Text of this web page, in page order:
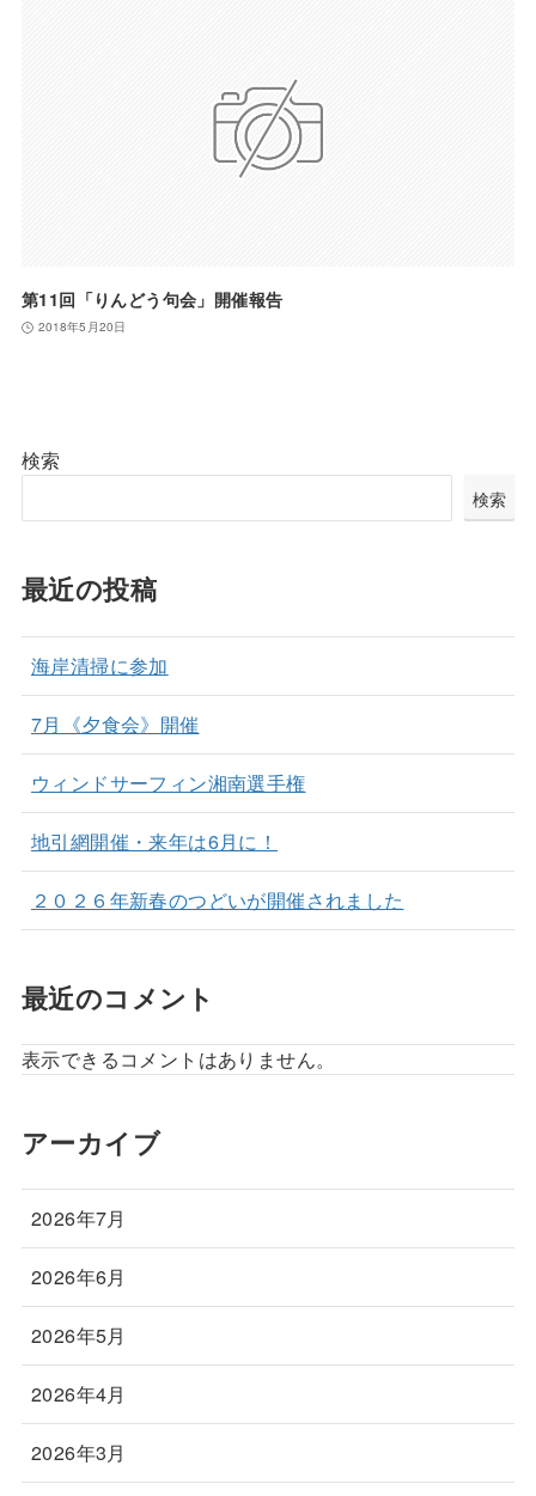
第11回「りんどう句会」開催報告
2018年5月20日
検索
検索
最近の投稿
海岸清掃に参加
7月《夕食会》開催
ウィンドサーフィン湘南選手権
地引網開催・来年は6月に！
２０２６年新春のつどいが開催されました
最近のコメント
表示できるコメントはありません。
アーカイブ
2026年7月
2026年6月
2026年5月
2026年4月
2026年3月